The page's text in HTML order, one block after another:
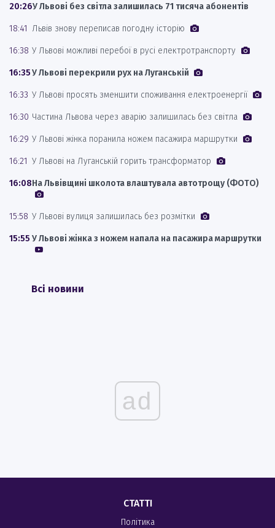
20:26У Львові без світла залишилась 71 тисяча абонентів
18:41 Львів знову переписав погодну історію
16:38 У Львові можливі перебої в русі електротранспорту
16:35У Львові перекрили рух на Луганській
16:33 У Львові просять зменшити споживання електроенергії
16:30 Частина Львова через аварію залишилась без світла
16:29 У Львові жінка поранила ножем пасажира маршрутки
16:21 У Львові на Луганській горить трансформатор
16:08На Львівщині школота влаштувала автотрощу (ФОТО)
15:58 У Львові вулиця залишилась без розмітки
15:55 У Львові жінка з ножем напала на пасажира маршрутки
Всі новини
ad
СТАТТІ
Політика